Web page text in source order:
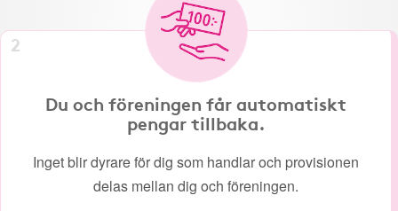
2
Du och föreningen får automatiskt
pengar tillbaka.
Inget blir dyrare för dig som handlar och provisionen
delas mellan dig och föreningen.